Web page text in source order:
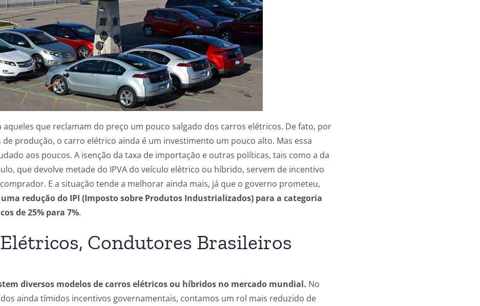
aqueles que reclamam do preço um pouco salgado dos carros elétricos. De fato, por
de produção, o carro elétrico ainda é um investimento um pouco alto. Mas essa
aos poucos. A isenção da taxa de importação e outras políticas, tais como a da
que devolve metade do IPVA do veículo elétrico ou híbrido, servem de incentivo
E a situação tende a melhorar ainda mais, já que o governo prometeu,
uma redução do IPI (Imposto sobre Produtos Industrializados) para a categoria
de 25% para 7%.
Condutores Brasileiros
diversos modelos de carros elétricos ou híbridos no mercado mundial. No
ainda tímidos incentivos governamentais, contamos um rol mais reduzido de